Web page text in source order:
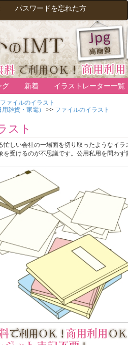
パスワードを忘れた方
グ 新着 イラストレーター一覧
ファイルのイラスト
雑貨・家電） >> ファイルのイラスト
スト
忙しい会社の一場面を切り取ったようなイ
を受けるのが不思議です。公用私用を問わ